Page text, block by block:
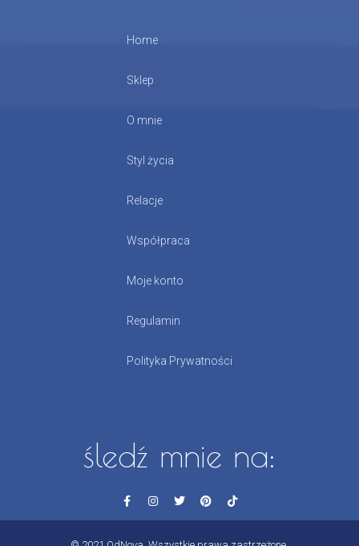
Home
Sklep
O mnie
Styl życia
Relacje
Współpraca
Moje konto
Regulamin
Polityka Prywatności
śledź mnie na: